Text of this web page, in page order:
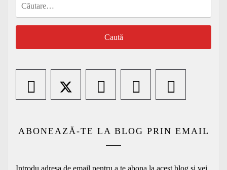
ABONEAZĂ-TE LA BLOG PRIN EMAIL